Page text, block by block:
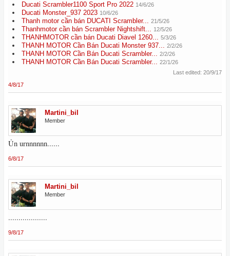
Ducati Scrambler1100 Sport Pro 2022 14/6/26
Ducati Monster_937 2023 10/6/26
Thanh motor cần bán DUCATI Scrambler... 21/5/26
Thanhmotor cần bán Scrambler Nightshift... 12/5/26
THANHMOTOR cần bán Ducati Diavel 1260... 5/3/26
THANH MOTOR Cần Bán Ducati Monster 937... 2/2/26
THANH MOTOR Cần Bán Ducati Scrambler... 2/2/26
THANH MOTOR Cần Bán Ducati Scrambler... 22/1/26
Last edited: 20/9/17
4/8/17
Martini_bil
Member
Ủn urnnnnnn......
6/8/17
Martini_bil
Member
...................
9/8/17